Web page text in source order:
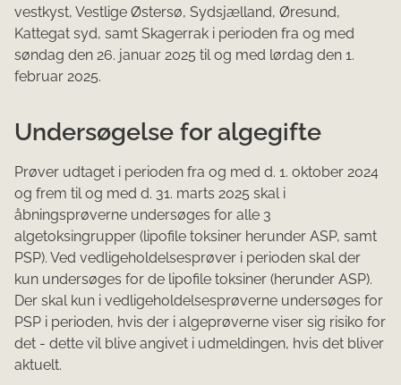
vestkyst, Vestlige Østersø, Sydsjælland, Øresund,
Kattegat syd, samt Skagerrak i perioden fra og med
søndag den 26. januar 2025 til og med lørdag den 1.
februar 2025.
Undersøgelse for algegifte
Prøver udtaget i perioden fra og med d. 1. oktober 2024
og frem til og med d. 31. marts 2025 skal i
åbningsprøverne undersøges for alle 3
algetoksingrupper (lipofile toksiner herunder ASP, samt
PSP). Ved vedligeholdelsesprøver i perioden skal der
kun undersøges for de lipofile toksiner (herunder ASP).
Der skal kun i vedligeholdelsesprøverne undersøges for
PSP i perioden, hvis der i algeprøverne viser sig risiko for
det - dette vil blive angivet i udmeldingen, hvis det bliver
aktuelt.